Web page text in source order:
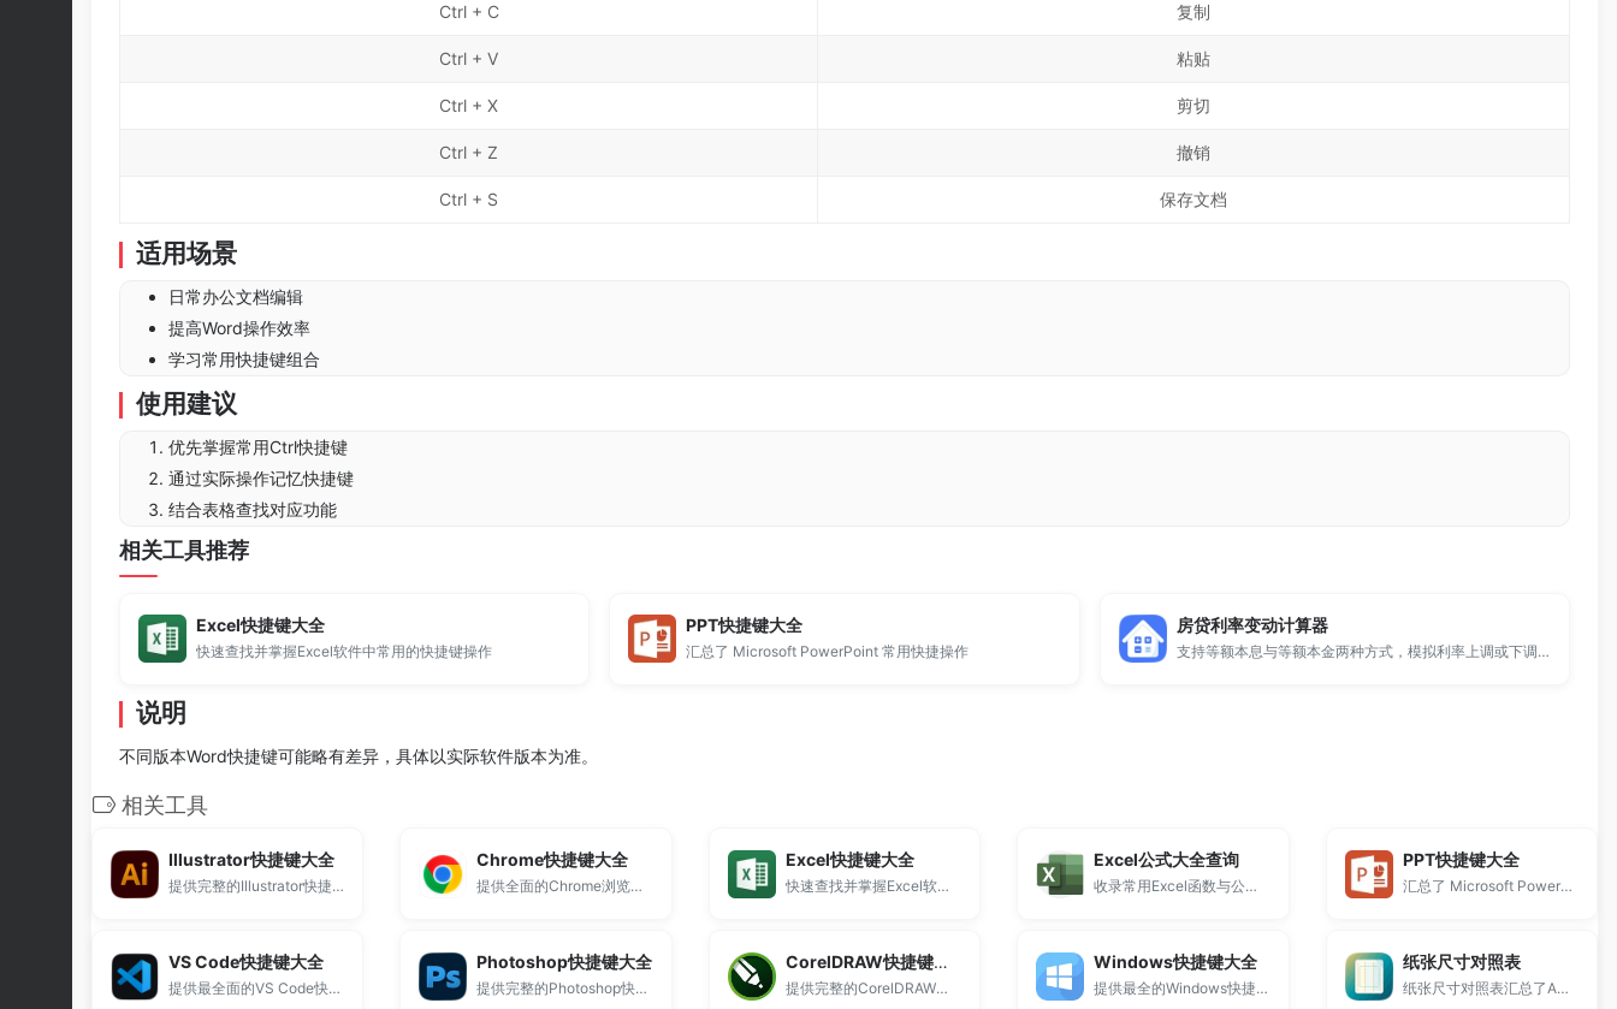
Ctrl + C 复制
Ctrl + V 粘贴
Ctrl + X 剪切
Ctrl + Z 撤销
Ctrl + S 保存文档
适用场景
日常办公文档编辑
提高Word操作效率
学习常用快捷键组合
使用建议
优先掌握常用Ctrl快捷键
通过实际操作记忆快捷键
结合表格查找对应功能
相关工具推荐
Excel快捷键大全
快速查找并掌握Excel软件中常用的快捷键操作
PPT快捷键大全
汇总了 Microsoft PowerPoint 常用快捷操作
房贷利率变动计算器
支持等额本息与等额本金两种方式，模拟利率上调或下调对月供、本金、利息的影响。
说明
不同版本Word快捷键可能略有差异，具体以实际软件版本为准。
相关工具
Illustrator快捷键大全
提供完整的Illustrator快捷键大全。
Chrome快捷键大全
提供全面的Chrome浏览器快捷键大全。
Excel快捷键大全
快速查找并掌握Excel软件中常用的快捷键操作
Excel公式大全查询
收录常用Excel函数与公式示例，支持快速查找INDEX、MATCH、VLOOKUP、XLOOKUP、IF等函数用法。
PPT快捷键大全
汇总了 Microsoft PowerPoint 常用快捷操作
VS Code快捷键大全
提供最全面的VS Code快捷键大全。
Photoshop快捷键大全
提供完整的Photoshop快捷键大全。
CorelDRAW快捷键大全
提供完整的CorelDRAW快捷键大全。
Windows快捷键大全
提供最全的Windows快捷键大全。
纸张尺寸对照表
纸张尺寸对照表汇总了A系列、B系列、C系列等国际标准纸张规格。